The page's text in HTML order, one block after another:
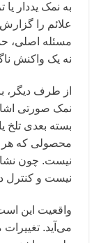
به نمک یددار
علائم را
مسئله اصلی،
نه یک واکنش
از طرف دیگر،
نمک صورتی
بسته بعدی تلخ
محصولی که
نیست. چون
نیست و کنترل
واقعیت این
می‌آید.